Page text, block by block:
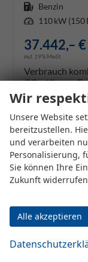
Kraftstoff Benzin
Leistung 110 kW (150
37.442,– €
incl. 19% MwSt.
Verbrauch
CO -Klasse:E
CO2 -
Datensätze pro
Seiten:
Fahrzeugnr.
Wir
Unsere Website
bereitzustellen.
und verarbeiten
Personalisierung,
Sie können Ihre
Zukunft
Alle akzeptieren